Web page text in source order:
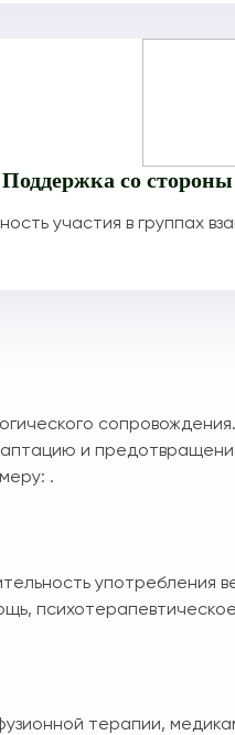
Поддержка со
участия в группах
и
.
употребления
терапии,